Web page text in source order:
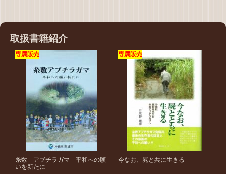
取扱書籍紹介
専属販売
糸数 アブチラガマ 平和への願
いを新たに
専属販売
今なお、屍と共に生きる